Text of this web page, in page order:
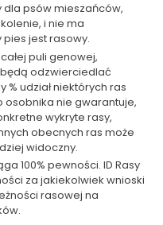
dla psów mieszańców,
i nie ma
jest rasowy.
puli genowej,
odzwierciedlać
udział niektórych ras
osobnika nie gwarantuje,
wykryte rasy,
obecnych ras może
widoczny.
100% pewności. ID Rasy
za jakiekolwiek wnioski
rasowej na